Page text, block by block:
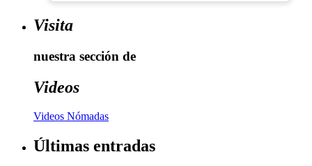
Visita
nuestra sección de
Videos
Videos Nómadas
Últimas entradas